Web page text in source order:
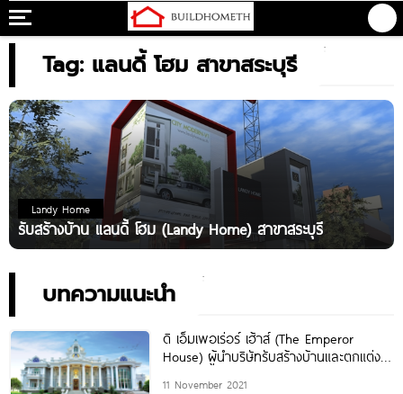
Tag: แลนดี้ โฮม สาขาสระบุรี
Landy Home
รับสร้างบ้าน แลนดี้ โฮม (Landy Home) สาขาสระบุรี
บทความแนะนำ
ดิ เอ็มเพอเร่อร์ เฮ้าส์ (The Emperor
House) ผู้นำบริษัทรับสร้างบ้านและตกแต่ง
11 November 2021